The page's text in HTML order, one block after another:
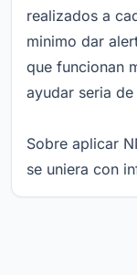
realizados a
minimo dar
que funcionan
ayudar seria
Sobre aplicar
se uniera con